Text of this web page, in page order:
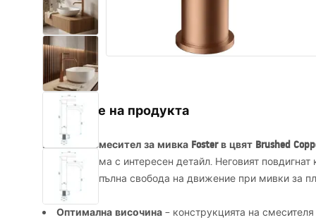
Душ панели
Кухня
Аксесоари и мебели за баня
Описание на продукта
Високият смесител за мивка Foster в цвят Brushed
сурова форма с интересен детайл. Неговият
да осигури пълна свобода на движение при мивки за
Оптимална височина – конструкцията на